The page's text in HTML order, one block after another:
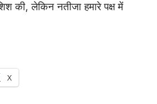
की, लेकिन नतीजा हमारे पक्ष में
X